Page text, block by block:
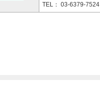
TEL： 03-6379-7524